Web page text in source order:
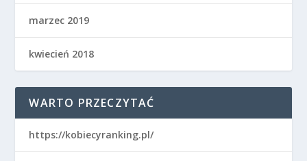
marzec 2019
kwiecień 2018
WARTO PRZECZYTAĆ
https://kobiecyranking.pl/